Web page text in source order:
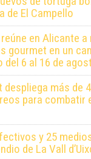
de tortuga
de El Campello
en Alicante a
gourmet en un
6 al 16 de
despliega más de
para combatir
y 25
de La Vall